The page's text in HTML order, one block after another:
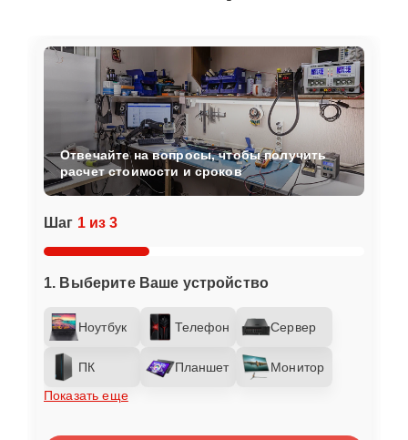
Шаг 1 из 3
1. Выберите Ваше устройство
Ноутбук Телефон Сервер
ПК Планшет
Монитор
Показать еще
Отвечайте на вопросы, чтобы получить
расчет стоимости и сроков